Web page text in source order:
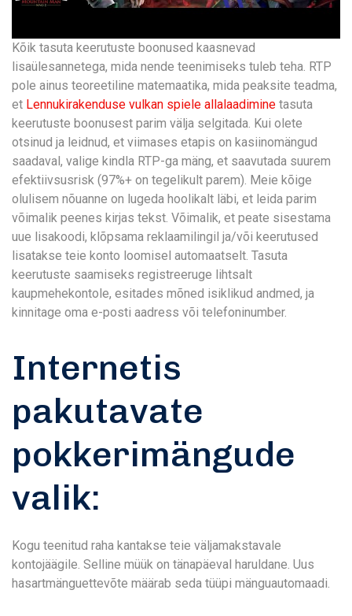
Kõik tasuta keerutuste boonused kaasnevad
lisaülesannetega, mida nende teenimiseks tuleb teha. RTP
pole ainus teoreetiline matemaatika, mida peaksite teadma,
et Lennukirakenduse vulkan spiele allalaadimine tasuta
keerutuste boonusest parim välja selgitada. Kui olete
otsinud ja leidnud, et viimases etapis on kasiinomängud
saadaval, valige kindla RTP-ga mäng, et saavutada suurem
efektiivsusrisk (97%+ on tegelikult parem). Meie kõige
olulisem nõuanne on lugeda hoolikalt läbi, et leida parim
võimalik peenes kirjas tekst. Võimalik, et peate sisestama
uue lisakoodi, klõpsama reklaamilingil ja/või keerutused
lisatakse teie konto loomisel automaatselt. Tasuta
keerutuste saamiseks registreeruge lihtsalt
kaupmehekontole, esitades mõned isiklikud andmed, ja
kinnitage oma e-posti aadress või telefoninumber.
Internetis
pakutavate
pokkerimängude
valik:
Kogu teenitud raha kantakse teie väljamakstavale
kontojäägile. Selline müük on tänapäeval haruldane. Uus
hasartmänguettevõte määrab seda tüüpi mänguautomaadi.